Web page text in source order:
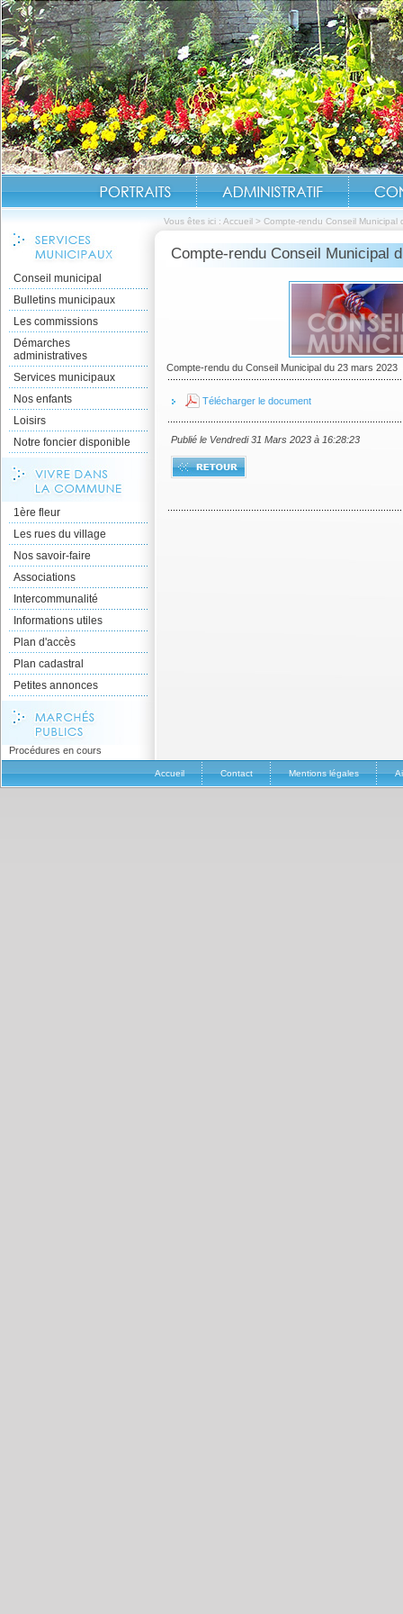
Vous êtes ici : Accueil > Compte-rendu Conseil Municipal
Conseil municipal
Bulletins municipaux
Les commissions
Démarches
administratives
Services municipaux
Nos enfants
Loisirs
Notre foncier disponible
1ère fleur
Les rues du village
Nos savoir-faire
Associations
Intercommunalité
Informations utiles
Plan d'accès
Plan cadastral
Petites annonces
Procédures en cours
Compte-rendu Conseil Municipal
Compte-rendu du Conseil Municipal du 23 mars 2023
Télécharger le document
Publié le Vendredi 31 Mars 2023 à 16:28:23
Accueil Contact Mentions légales